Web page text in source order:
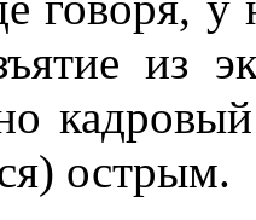
из
острым.